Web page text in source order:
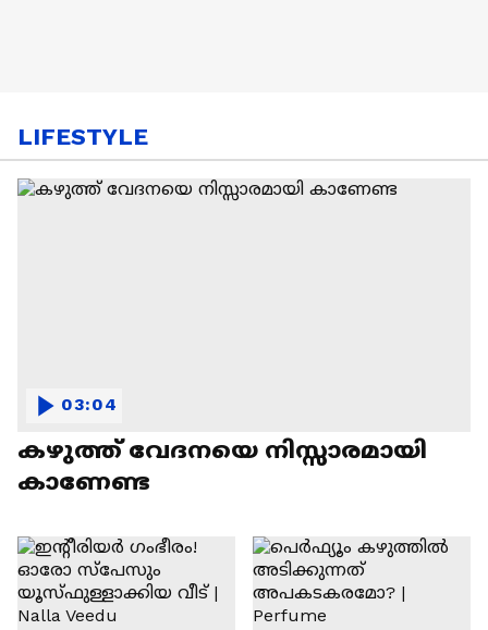
LIFESTYLE
കഴുത്ത് വേദനയെ നിസ്സാരമായി
കാണേണ്ട
03:04